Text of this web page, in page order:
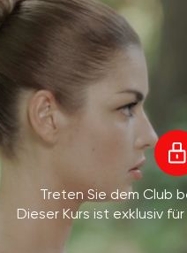
Treten Sie dem Club
Dieser Kurs ist exklusiv